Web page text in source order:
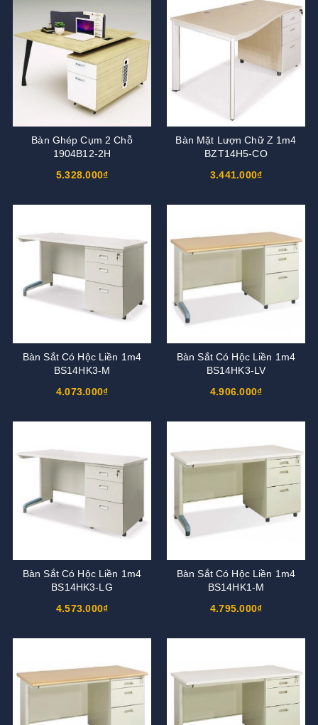
Bàn Ghép Cụm 2 Chỗ
1904B12-2H
5.328.000₫
Bàn Mặt Lượn Chữ Z 1m4
BZT14H5-CO
3.441.000₫
Bàn Sắt Có Hộc Liền 1m4
BS14HK3-M
4.073.000₫
Bàn Sắt Có Hộc Liền 1m4
BS14HK3-LV
4.906.000₫
Bàn Sắt Có Hộc Liền 1m4
BS14HK3-LG
4.573.000₫
Bàn Sắt Có Hộc Liền 1m4
BS14HK1-M
4.795.000₫